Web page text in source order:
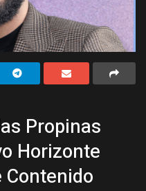
Propinas
Horizonte
Contenido